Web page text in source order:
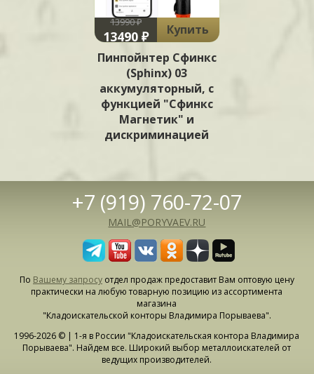
13990 ₽
13490 ₽
Купить
Пинпойнтер Сфинкс
(Sphinx) 03
аккумуляторный, с
функцией "Сфинкс
Магнетик" и
дискриминацией
+7 (919) 760-72-07
MAIL@PORYVAEV.RU
По Вашему запросуотдел продаж предоставит Вам оптовую цену
практически на любую товарную позицию из ассортимента
магазина
"Кладоискательской конторы Владимира Порываева".
1996-2026 © | 1-я в России "Кладоискательская контора Владимира
Порываева". Найдем все. Широкий выбор металлоискателей от
ведущих производителей.